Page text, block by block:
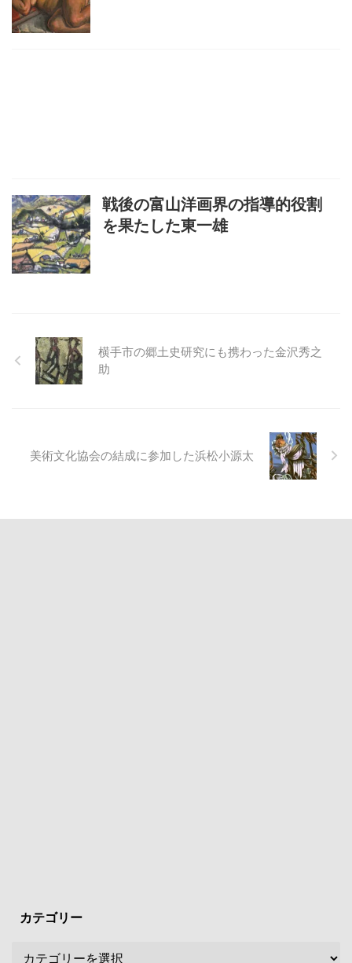
戦後の富山洋画界の指導的役割
を果たした東一雄
横手市の郷土史研究にも携わった金沢秀之
助
美術文化協会の結成に参加した浜松小源太
カテゴリー